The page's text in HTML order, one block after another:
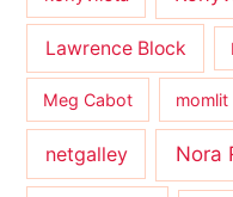
Lawrence Block
Meg Cabot momlit
netgalley Nora